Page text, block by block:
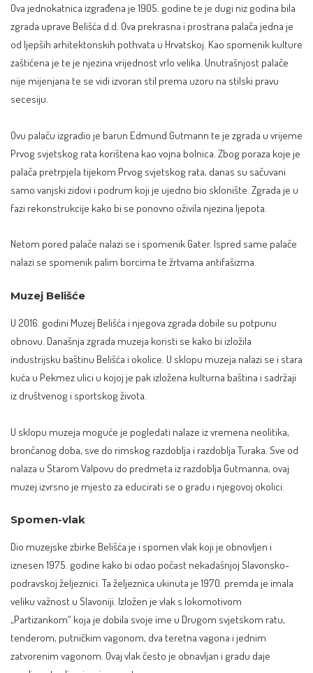
Ova jednokatnica izgrađena je 1905. godine te je dugi niz godina bila
zgrada uprave Belišća d.d. Ova prekrasna i prostrana palača jedna je
od ljepših arhitektonskih pothvata u Hrvatskoj. Kao spomenik kulture
zaštićena je te je njezina vrijednost vrlo velika. Unutrašnjost palače
nije mijenjana te se vidi izvoran stil prema uzoru na stilski pravu
secesiju.
Ovu palaču izgradio je barun Edmund Gutmann te je zgrada u vrijeme
Prvog svjetskog rata korištena kao vojna bolnica. Zbog poraza koje je
palača pretrpjela tijekom Prvog svjetskog rata, danas su sačuvani
samo vanjski zidovi i podrum koji je ujedno bio sklonište. Zgrada je u
fazi rekonstrukcije kako bi se ponovno oživila njezina ljepota.
Netom pored palače nalazi se i spomenik Gater. Ispred same palače
nalazi se spomenik palim borcima te žrtvama antifašizma.
Muzej Belišće
U 2016. godini Muzej Belišća i njegova zgrada dobile su potpunu
obnovu. Današnja zgrada muzeja koristi se kako bi izložila
industrijsku baštinu Belišća i okolice. U sklopu muzeja nalazi se i stara
kuća u Pekmez ulici u kojoj je pak izložena kulturna baština i sadržaji
iz društvenog i sportskog života.
U sklopu muzeja moguće je pogledati nalaze iz vremena neolitika,
brončanog doba, sve do rimskog razdoblja i razdoblja Turaka. Sve od
nalaza u Starom Valpovu do predmeta iz razdoblja Gutmanna, ovaj
muzej izvrsno je mjesto za educirati se o gradu i njegovoj okolici.
Spomen-vlak
Dio muzejske zbirke Belišća je i spomen vlak koji je obnovljen i
iznesen 1975. godine kako bi odao počast nekadašnjoj Slavonsko-
podravskoj željeznici. Ta željeznica ukinuta je 1970. premda je imala
veliku važnost u Slavoniji. Izložen je vlak s lokomotivom
„Partizankom“ koja je dobila svoje ime u Drugom svjetskom ratu,
tenderom, putničkim vagonom, dva teretna vagona i jednim
zatvorenim vagonom. Ovaj vlak često je obnavljan i gradu daje